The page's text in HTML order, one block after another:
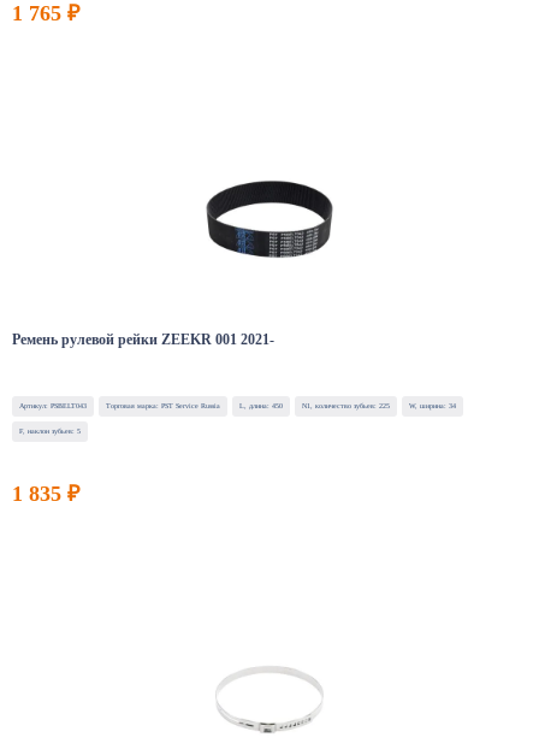
1 765 ₽
Ремень рулевой рейки ZEEKR 001 2021-
Артикул: PSBELT043 Торговая марка: PST Service Russia L, длина: 450 N1, количество зубьев: 225 W, ширина: 34
F, наклон зубьев: 5
1 835 ₽